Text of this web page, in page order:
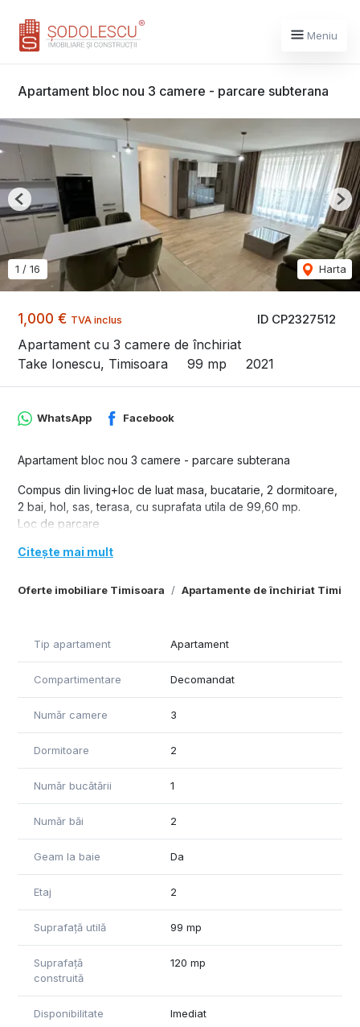
Meniu
Apartament bloc nou 3 camere - parcare subterana
ID CP2327512
1,000 € TVA inclus
Apartament cu 3 camere de închiriat
Take Ionescu, Timisoara
99 mp 2021
1 / 16 Harta
Previous
Oferte imobiliare Timisoara Apartamente de închiriat
WhatsApp Facebook
Apartament bloc nou 3 camere - parcare subterana
Compus din living+loc de luat masa, bucatarie, 2 dormitoare,
2 bai, hol, sas, terasa, cu suprafata utila de 99,60 mp.
Loc de parcare
Citește mai mult
Tip apartament Apartament
Compartimentare Decomandat
Număr camere 3
Dormitoare 2
Număr bucătării 1
Număr băi 2
Geam la baie Da
Etaj 2
Suprafață utilă 99 mp
Suprafață
construită
120 mp
Disponibilitate Imediat